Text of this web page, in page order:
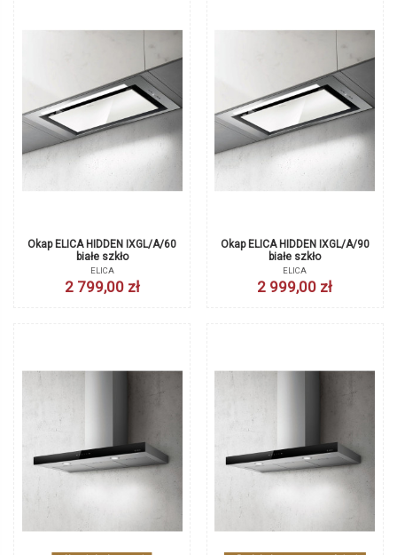
Okap ELICA HIDDEN IXGL/A/60
białe szkło
ELICA
2 799,00 zł
Okap ELICA HIDDEN IXGL/A/90
białe szkło
ELICA
2 999,00 zł